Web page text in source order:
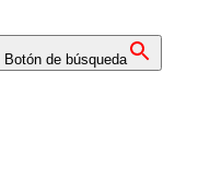
Botón de búsqueda